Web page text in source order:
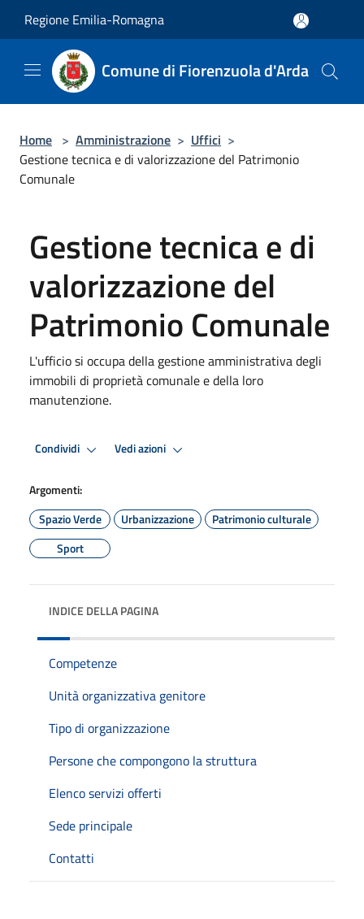
Regione Emilia-Romagna
Comune di Fiorenzuola d'Arda
Home > Amministrazione > Uffici >
Gestione tecnica e di valorizzazione del Patrimonio
Comunale
Gestione tecnica e di
valorizzazione del
Patrimonio Comunale
L'ufficio si occupa della gestione amministrativa degli
immobili di proprietà comunale e della loro
manutenzione.
Condividi Vedi azioni
Argomenti:
Spazio Verde
Urbanizzazione
Patrimonio culturale
Sport
INDICE DELLA PAGINA
Competenze
Unità organizzativa genitore
Tipo di organizzazione
Persone che compongono la struttura
Elenco servizi offerti
Sede principale
Contatti